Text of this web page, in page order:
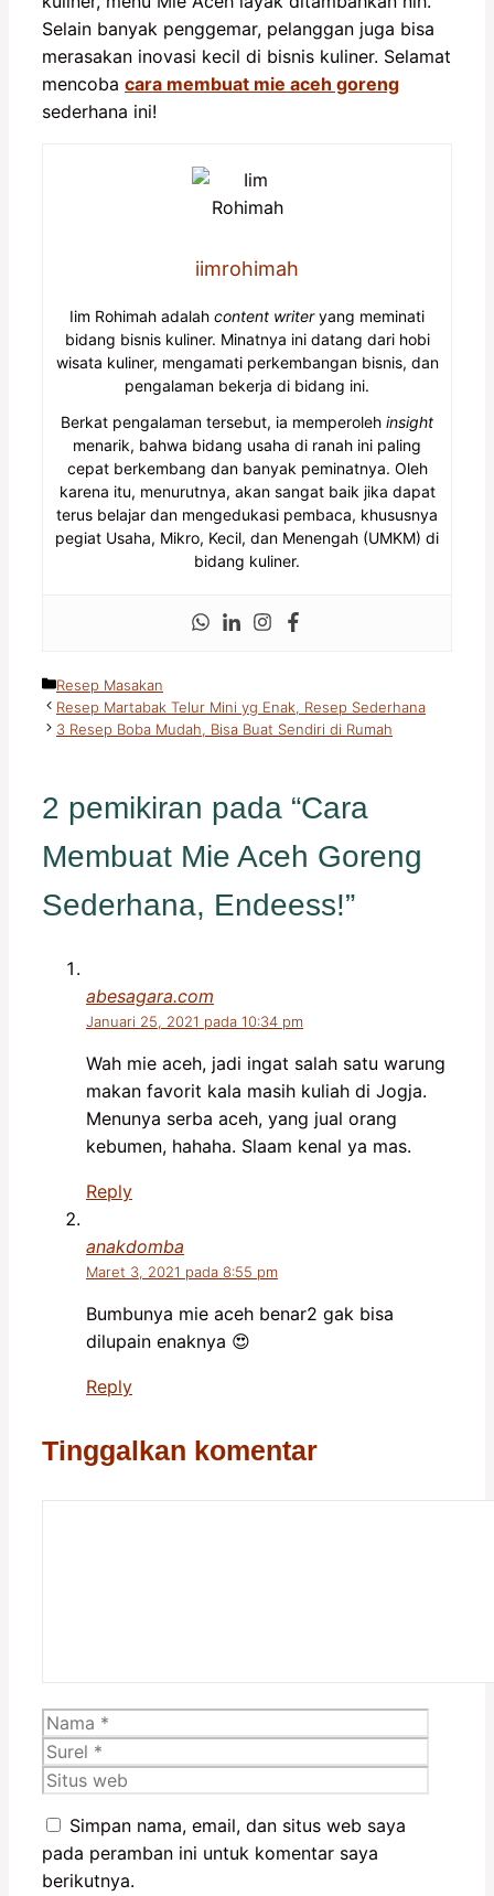
Selain banyak penggemar, pelanggan juga bisa
merasakan inovasi kecil di bisnis kuliner. Selamat
mencoba cara membuat mie aceh goreng
sederhana ini!
iimrohimah
Iim Rohimah adalah content writeryang meminati
bidang bisnis kuliner. Minatnya ini datang dari hobi
wisata kuliner, mengamati perkembangan bisnis, dan
pengalaman bekerja di bidang ini.
Berkat pengalaman tersebut, ia memperoleh insight
menarik, bahwa bidang usaha di ranah ini paling
cepat berkembang dan banyak peminatnya. Oleh
karena itu, menurutnya, akan sangat baik jika dapat
terus belajar dan mengedukasi pembaca, khususnya
pegiat Usaha, Mikro, Kecil, dan Menengah (UMKM) di
bidang kuliner.
Kategori
Resep Masakan
Resep Martabak Telur Mini yg Enak, Resep Sederhana
3 Resep Boba Mudah, Bisa Buat Sendiri di Rumah
2 pemikiran pada “Cara
Membuat Mie Aceh Goreng
Sederhana, Endeess!”
abesagara.com
Januari 25, 2021 pada 10:34 pm
Wah mie aceh, jadi ingat salah satu warung
makan favorit kala masih kuliah di Jogja.
Menunya serba aceh, yang jual orang
kebumen, hahaha. Slaam kenal ya mas.
Reply
anakdomba
Maret 3, 2021 pada 8:55 pm
Bumbunya mie aceh benar2 gak bisa
dilupain enaknya 😍
Reply
Tinggalkan komentar
Nama
Simpan nama, email, dan situs web saya
pada peramban ini untuk komentar saya
berikutnya.